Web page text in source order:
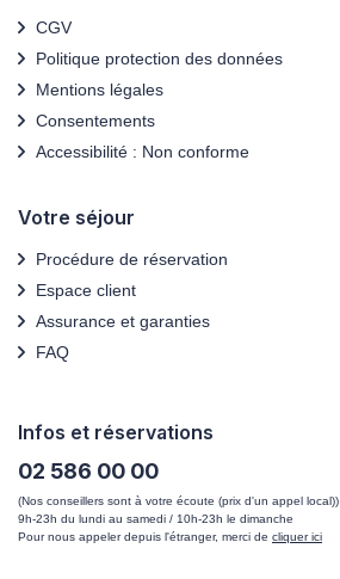
CGV
Politique protection des données
Mentions légales
Consentements
Accessibilité : Non conforme
Votre séjour
Procédure de réservation
Espace client
Assurance et garanties
FAQ
Infos et réservations
02 586 00 00
(Nos conseillers sont à votre écoute (prix d'un appel local))
9h-23h du lundi au samedi / 10h-23h le dimanche
Pour nous appeler depuis l'étranger, merci de cliquer ici